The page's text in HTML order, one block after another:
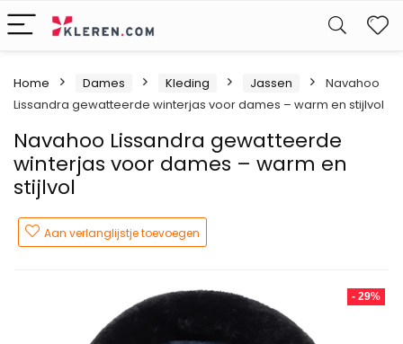
Home Dames Kleding Jassen
Navahoo
Lissandra gewatteerde winterjas voor dames – warm en stijlvol
Navahoo Lissandra gewatteerde
winterjas voor dames – warm en
stijlvol
Aan verlanglijstje toevoegen
- 29%